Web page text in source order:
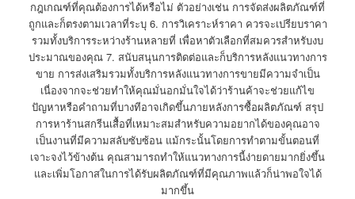
กฎเกณฑ์ที่คุณต้องการได้หรือไม่ ตัวอย่างเช่น การจัดส่งผลิตภัณฑ์ที่
ถูกและก็ตรงตามเวลาที่ระบุ 6. การวิเคราะห์ราคา ควรจะเปรียบราคา
รวมทั้งบริการระหว่างร้านหลายที่ เพื่อหาตัวเลือกที่สมควรสำหรับงบ
ประมาณของคุณ 7. สนับสนุนการติดต่อและก็บริการหลังแนวทางการ
ขาย การส่งเสริมรวมทั้งบริการหลังแนวทางการขายมีความจำเป็น
เนื่องจากจะช่วยทำให้คุณมั่นอกมั่นใจได้ว่าร้านค้าจะช่วยแก้ไข
ปัญหาหรือคำถามที่บางทีอาจเกิดขึ้นภายหลังการซื้อผลิตภัณฑ์ สรุป
การหาร้านสกรีนเสื้อที่เหมาะสมสำหรับความอยากได้ของคุณอาจ
เป็นงานที่มีความสลับซับซ้อน แม้กระนั้นโดยการทำตามขั้นตอนที่
เจาะจงไว้ข้างต้น คุณสามารถทำให้แนวทางการนี้ง่ายดายมากยิ่งขึ้น
และเพิ่มโอกาสในการได้รับผลิตภัณฑ์ที่มีคุณภาพแล้วก็น่าพอใจได้
มากขึ้น